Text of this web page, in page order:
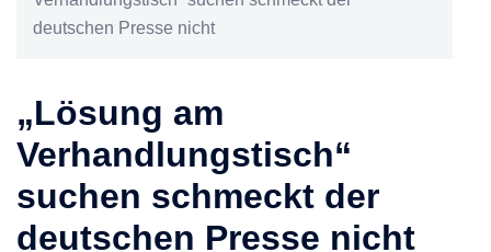
deutschen Presse nicht
„Lösung am
Verhandlungstisch“
suchen schmeckt der
deutschen Presse nicht